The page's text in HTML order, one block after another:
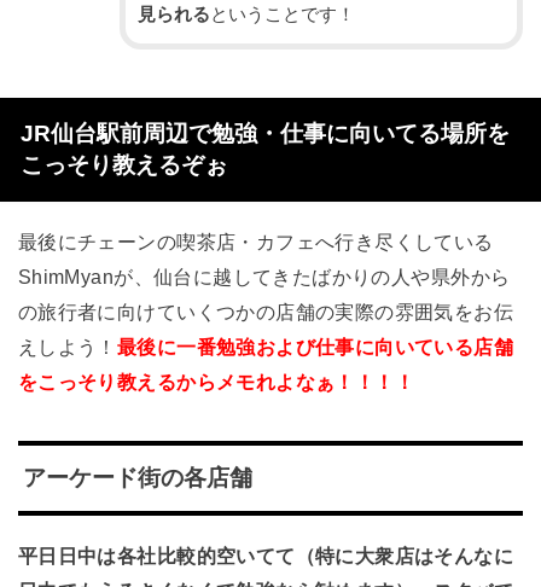
見られるということです！
JR仙台駅前周辺で勉強・仕事に向いてる場所を
こっそり教えるぞぉ
最後にチェーンの喫茶店・カフェへ行き尽くしている
ShimMyanが、仙台に越してきたばかりの人や県外から
の旅行者に向けていくつかの店舗の実際の雰囲気をお伝
えしよう！ 最後に一番勉強および仕事に向いている店舗
をこっそり教えるからメモれよなぁ！！！！
アーケード街の各店舗
平日日中は各社比較的空いてて（特に大衆店はそんなに